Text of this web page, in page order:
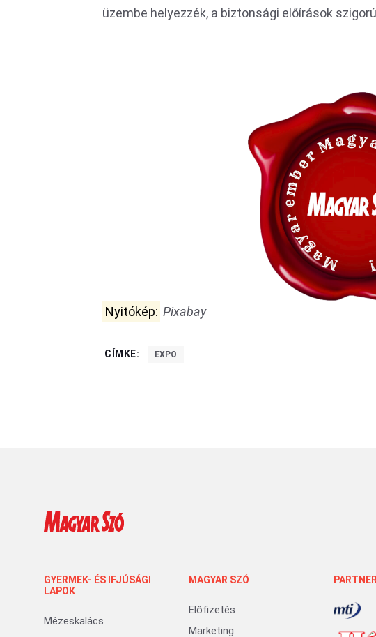
üzembe helyezzék, a biztonsági előírások
Nyitókép: Pixabay
CÍMKE: EXPO
GYERMEK- ÉS IFJÚSÁGI
LAPOK
Mézeskalács
MAGYAR SZÓ
Előfizetés
Marketing